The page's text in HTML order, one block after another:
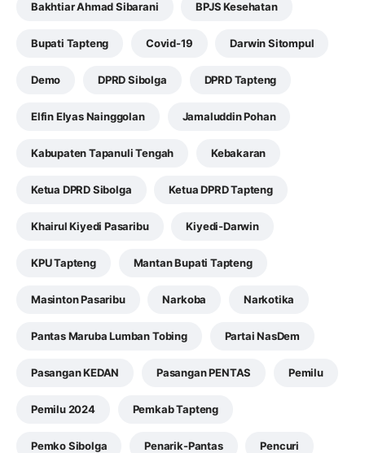
Bakhtiar Ahmad Sibarani BPJS Kesehatan
Bupati Tapteng Covid-19 Darwin Sitompul
Demo DPRD Sibolga DPRD Tapteng
Elfin Elyas Nainggolan Jamaluddin Pohan
Kabupaten Tapanuli Tengah Kebakaran
Ketua DPRD Sibolga Ketua DPRD Tapteng
Khairul Kiyedi Pasaribu Kiyedi-Darwin
KPU Tapteng Mantan Bupati Tapteng
Masinton Pasaribu Narkoba Narkotika
Pantas Maruba Lumban Tobing Partai NasDem
Pasangan KEDAN Pasangan PENTAS Pemilu
Pemilu 2024 Pemkab Tapteng
Pemko Sibolga Penarik-Pantas Pencuri